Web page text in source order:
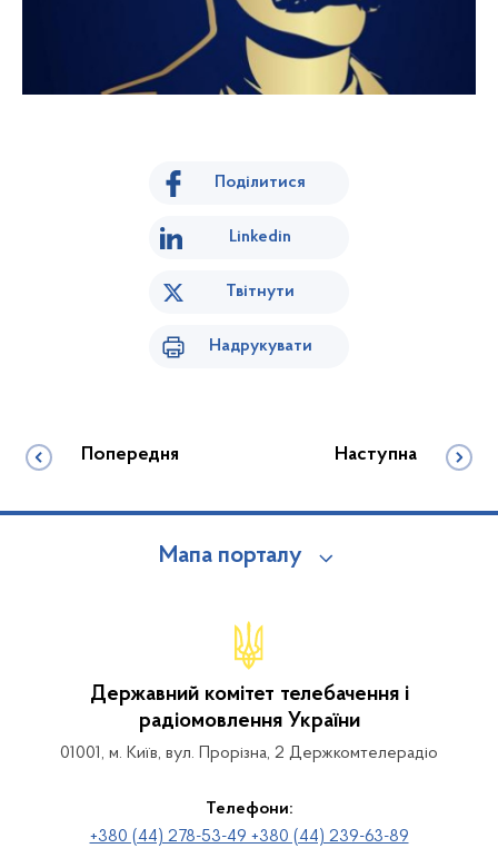
Поділитися
Linkedin
Твітнути
Надрукувати
Попередня Наступна
Мапа порталу
Державний комітет телебачення і
радіомовлення України
01001, м. Київ, вул. Прорізна, 2 Держкомтелерадіо
Телефони:
+380 (44) 278-53-49 +380 (44) 239-63-89